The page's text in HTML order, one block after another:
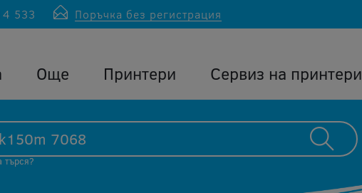
533 Поръчка без регистрация
Още Принтери Сервиз на принтери
търся?